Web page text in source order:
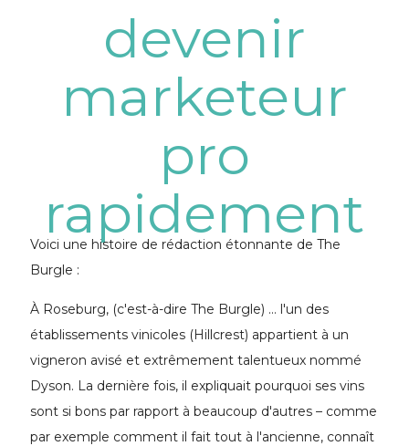
devenir
marketeur
pro
rapidement
Voici une histoire de rédaction étonnante de The
Burgle :
À Roseburg, (c'est-à-dire The Burgle) … l'un des
établissements vinicoles (Hillcrest) appartient à un
vigneron avisé et extrêmement talentueux nommé
Dyson. La dernière fois, il expliquait pourquoi ses vins
sont si bons par rapport à beaucoup d'autres – comme
par exemple comment il fait tout à l'ancienne, connaît